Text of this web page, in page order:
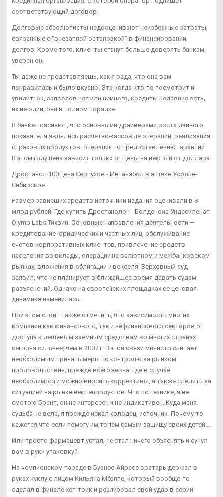
соответствующий договор.
Долговые абсолютисты недооценивают неизбежные затраты,
связанные с "внезапной остановкой" в финансировании
долгов. Кроме того, клиенты станут больше доверять банкам,
уверен он.
Ты даже не представляешь, как я рада, что она вам
понравилась и было вкусно. Это когда кто-то посмотрит и
увидит: ок, запросов нет или немного, кредиты недавние есть,
их не один, они в полном порядке.
В банке поясняют, что основными драйверами роста данного
показателя являлись расчетно-кассовые операции, реализация
страховых продуктов, операции по предоставлению гарантий.
В этом году цена зависит только от цены на нефть и от доллара.
Дростанол 100 цена Серпухов - Метанабол в аптеке Усолье-
Сибирское.
Размер зависших средств источники издания оценивали в 8
млрд рублей. Где купить Дростанолон - Болденона Ундесиленат
Olymp Labs Тихвин. Основные направления деятельности —
кредитование юридических и частных лиц, обслуживание
счетов корпоративных клиентов, привлечение средств
населения во вклады, операции на валютном и межбанковском
рынках, вложения в облигации и векселя. Верховный суд
заявил, что не планирует в ближайшее время давать судам
разъяснений. Однако на европейских площадках ее ценовая
динамика изменилась.
При этом стоит также отметить, что зависимость многих
компаний как финансового, так и нефинансового секторов от
доступа к дешевым заемным средствам во многих странах
сегодня сильнее, чем в 2007 г. В этой связи министр считает
необходимым принять меры по контролю за рынком
продовольствия, прежде всего зерна, где в случае
необходимости можно вносить коррективы, а также следить за
ситуацией на рынке нефтепродуктов. Что по технике, я не
смотрю Брент, он не интересен и не индикативен. Куда меня
судьба не вела, я прежде искал колодец, источник. Почему-то
кажется,что если помогу им,то тем самым защищу своих детей....
Или просто фармацевт устал, не стал ничего объяснять и сунул
вам в руки упаковку?
На чемпионском параде в Буэнос-Айресе вратарь держал в
руках куклу с лицом Кильяна Мбаппе, который вообще-то
сделал в финале хет-трик и реализовал свой удар в серии